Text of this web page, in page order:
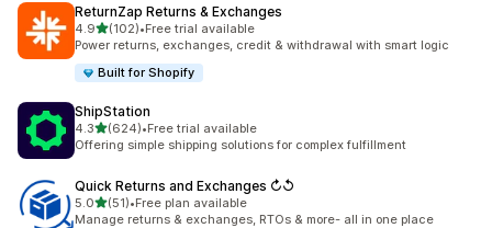
ReturnZap Returns & Exchanges
4.9เต็ม 5 ดาว
(102)
ทั้งหมด 102 รีวิว
•Free trial available
Power returns, exchanges, credit & withdrawal with smart logic
Built for Shopify
ShipStation
4.3เต็ม 5 ดาว
(624)
ทั้งหมด 624 รีวิว
•Free trial available
Offering simple shipping solutions for complex fulfillment
Quick Returns and Exchanges ↻↺
5.0เต็ม 5 ดาว
(51)
ทั้งหมด 51 รีวิว
•Free plan available
Manage returns & exchanges, RTOs & more- all in one place